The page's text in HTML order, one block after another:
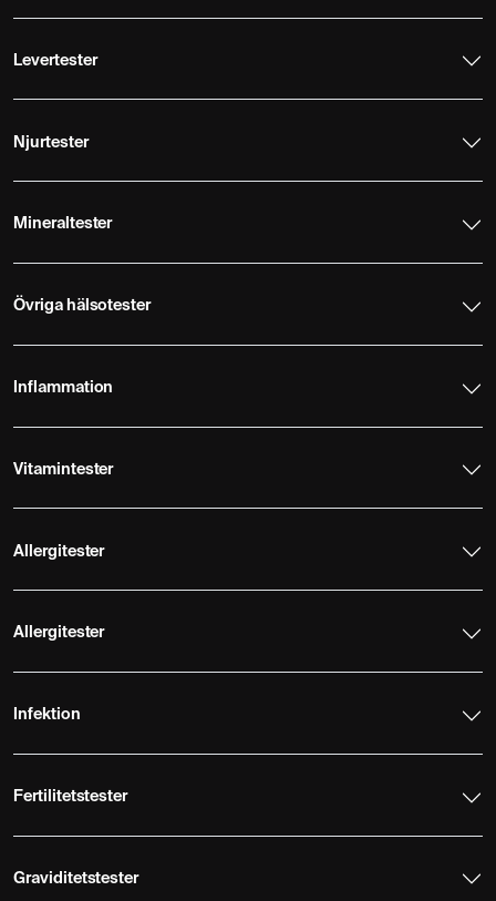
Levertester
Njurtester
Mineraltester
Övriga hälsotester
Inflammation
Vitamintester
Allergitester
Allergitester
Infektion
Fertilitetstester
Graviditetstester